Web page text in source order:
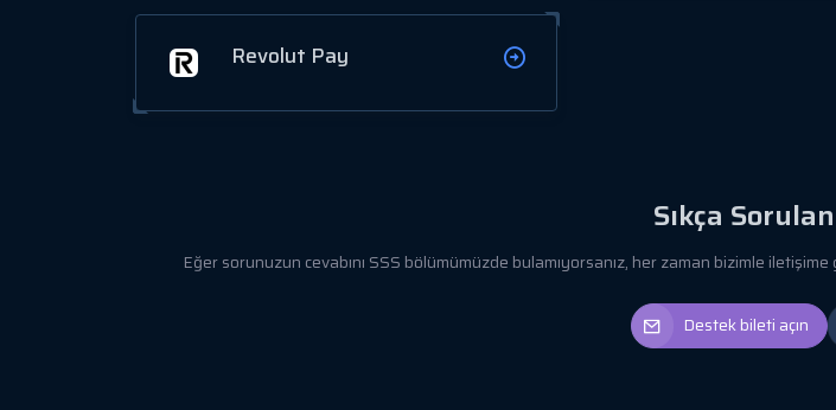
Revolut Pay
Sıkça
Eğer sorunuzun cevabını SSS bölümümüzde bulamıyorsanız, her zaman bizimle
Destek bileti açın